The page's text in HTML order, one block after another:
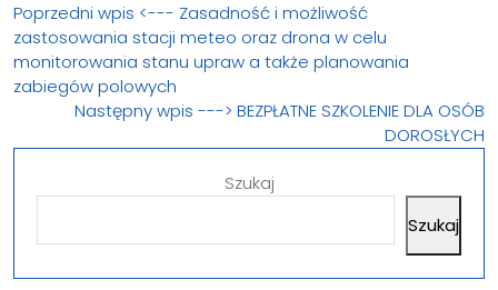
Poprzedni wpis <--- Zasadność i możliwość
zastosowania stacji meteo oraz drona w celu
monitorowania stanu upraw a także planowania
zabiegów polowych
Następny wpis ---> BEZPŁATNE SZKOLENIE DLA OSÓB
DOROSŁYCH
Szukaj
Szukaj